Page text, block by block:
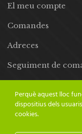
El meu compte
Comandes
Adreces
Seguiment de
Perquè aquest lloc
dispositius dels
cookies.